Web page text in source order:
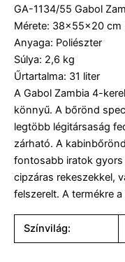
GA-1134/55 Gabol
Mérete: 38×55×20 cm
Anyaga: Poliészter
Súlya: 2,6 kg
Űrtartalma: 31 liter
A Gabol Zambia 4-
könnyű. A bőrönd
legtöbb légitársaság
zárható. A
fontosabb iratok gyors
cipzáras rekeszekkel,
felszerelt. A termékre
Színvilág: